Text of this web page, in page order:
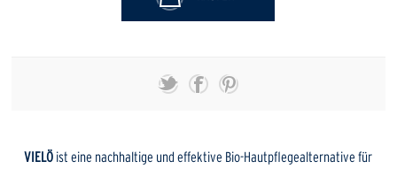
VIELÖ ist eine nachhaltige und effektive Bio-Hautpflegealternative für